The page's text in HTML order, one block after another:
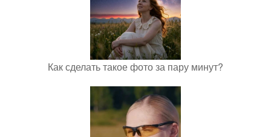
Как сделать такое фото за пару минут?